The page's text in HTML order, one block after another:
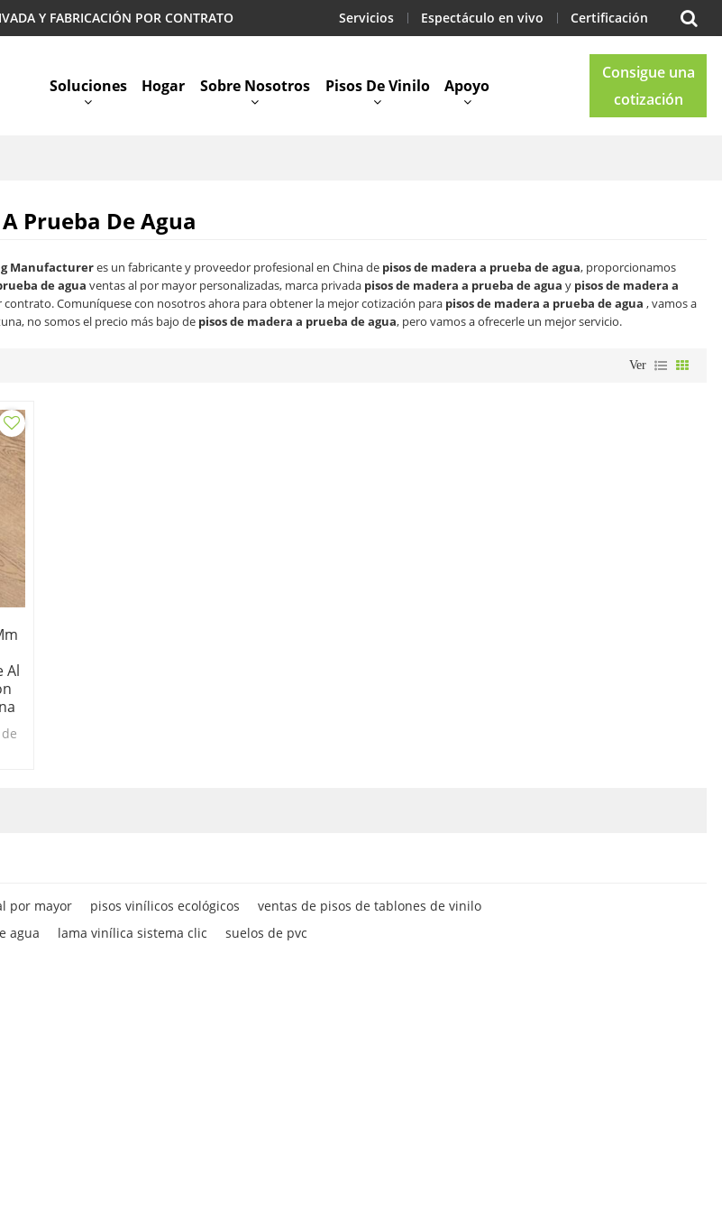
Y FABRICACIÓN POR CONTRATO Servicios Espectáculo en vivo Certificación
Soluciones Hogar Sobre Nosotros Pisos De Vinilo Apoyo
Consigue una
cotización
Prueba De Agua
Manufactureres un fabricante y proveedor profesional en China de pisos de madera a prueba de agua, proporcionamos
de agua ventas al por mayor personalizadas, marca privada pisos de madera a prueba de agua y pisos de madera a
contrato. Comuníquese con nosotros ahora para obtener la mejor cotización para pisos de madera a prueba de agua , vamos a
no somos el precio más bajo de pisos de madera a prueba de agua, pero vamos a ofrecerle un mejor servicio.
Ver
Al
por mayor pisos vinílicos ecológicos
ventas de pisos de tablones de vinilo
agua
lama vinílica sistema clic suelos de pvc